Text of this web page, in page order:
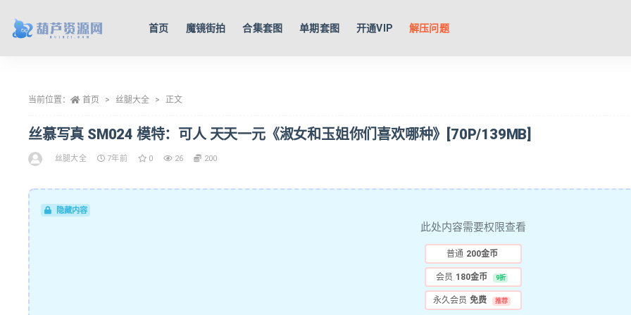
首页 魔镜街拍 合集套图 单期套图 开通VIP 解压问题
当前位置： 首页 丝腿大全 正文
丝慕写真 SM024 模特：可人 天天一元《淑女和玉姐你们喜欢哪种》[70P/139MB]
丝腿大全 7年前 0 26 200
隐藏内容
此处内容需要权限查看
普通 200金币
会员 180金币 9折
永久会员 免费 推荐
全部